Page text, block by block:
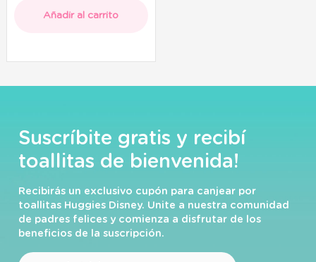
Añadir al carrito
Suscríbite gratis y recibí
toallitas de bienvenida!
Recibirás un exclusivo cupón para canjear por
toallitas Huggies Disney. Unite a nuestra comunidad
de padres felices y comienza a disfrutar de los
beneficios de la suscripción.